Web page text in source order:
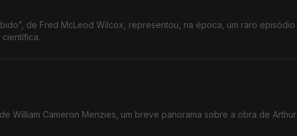
de Fred McLeod Wilcox, representou, na época, um raro episódio
William Cameron Menzies, um breve panorama sobre a obra de Arthur